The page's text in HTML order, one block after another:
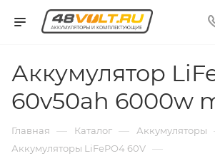
Аккумулятор
60v50ah 6000w
Главная — Каталог — Аккумуляторы
Аккумуляторы LiFePO4 60V —